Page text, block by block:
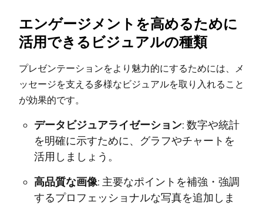
エンゲージメントを高めるために
活用できるビジュアルの種類
プレゼンテーションをより魅力的にするためには、メ
ッセージを支える多様なビジュアルを取り入れること
が効果的です。
データビジュアライゼーション: 数字や統計
を明確に示すために、グラフやチャートを
活用しましょう。
高品質な画像: 主要なポイントを補強・強調
するプロフェッショナルな写真を追加しま